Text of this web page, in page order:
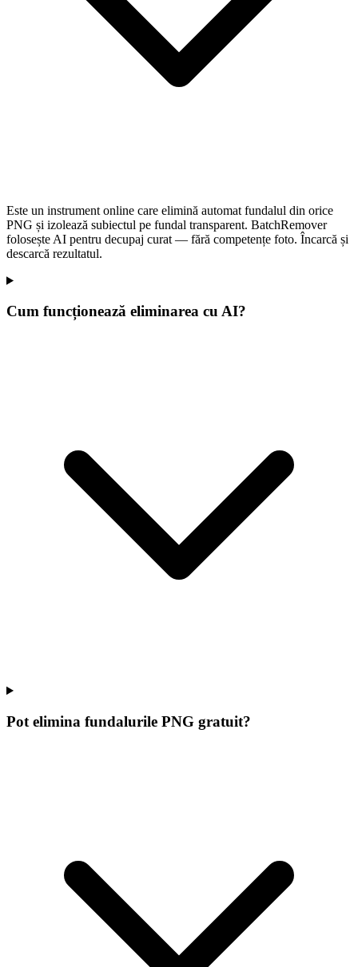
Este un instrument online care elimină automat fundalul din orice
PNG și izolează subiectul pe fundal transparent. BatchRemover
folosește AI pentru decupaj curat — fără competențe foto. Încarcă și
descarcă rezultatul.
Cum funcționează eliminarea cu AI?
Pot elimina fundalurile PNG gratuit?